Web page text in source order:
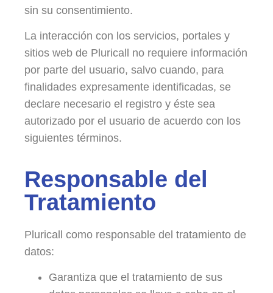
sin su consentimiento.
La interacción con los servicios, portales y
sitios web de Pluricall no requiere información
por parte del usuario, salvo cuando, para
finalidades expresamente identificadas, se
declare necesario el registro y éste sea
autorizado por el usuario de acuerdo con los
siguientes términos.
Responsable del
Tratamiento
Pluricall como responsable del tratamiento de
datos:
Garantiza que el tratamiento de sus